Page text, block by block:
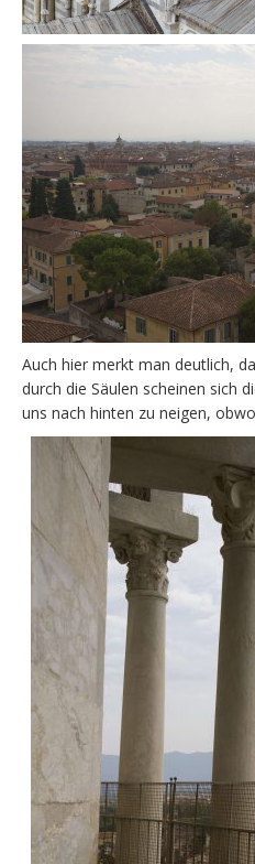
Auch hier merkt man deutlich,
durch die Säulen scheinen sich
uns nach hinten zu neigen,